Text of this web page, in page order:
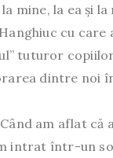
mine, la ea și la
cu care
tuturor
dintre noi
am aflat că
intrat într-un